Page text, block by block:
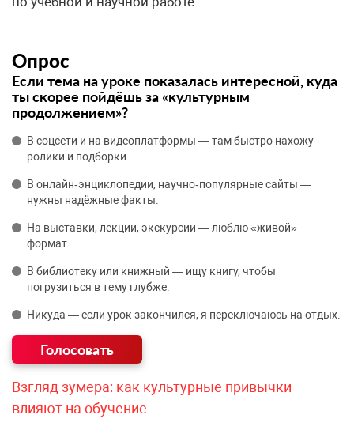
Опрос
Если тема на уроке показалась интересной, куда
ты скорее пойдёшь за «культурным
продолжением»?
В соцсети и на видеоплатформы — там быстро нахожу
ролики и подборки.
В онлайн‑энциклопедии, научно‑популярные сайты —
нужны надёжные факты.
На выставки, лекции, экскурсии — люблю «живой»
формат.
В библиотеку или книжный — ищу книгу, чтобы
погрузиться в тему глубже.
Никуда — если урок закончился, я переключаюсь на отдых.
Взгляд зумера: как культурные привычки
влияют на обучение